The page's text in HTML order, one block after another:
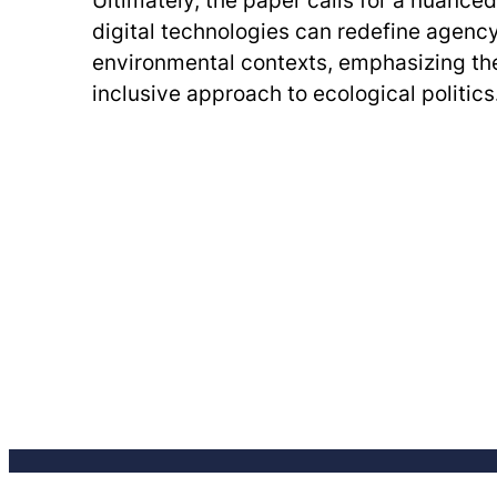
digital technologies can redefine
environmental contexts, emphasizing
inclusive approach to ecological